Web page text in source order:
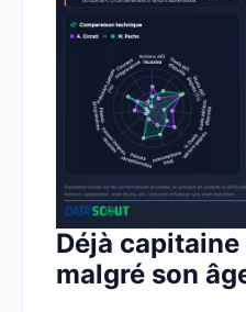
Déjà
malgré son